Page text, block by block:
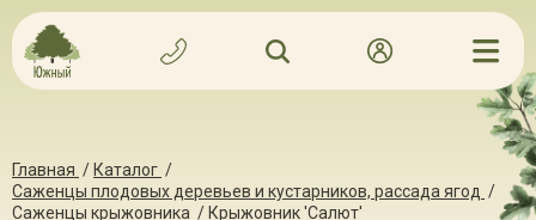
Главная / Каталог /
Саженцы плодовых деревьев и кустарников, рассада ягод /
Саженцы крыжовника / Крыжовник 'Салют'